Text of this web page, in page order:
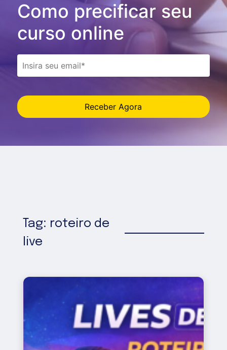
Como precificar seu
curso online
Receber Agora
Tag: roteiro de
live